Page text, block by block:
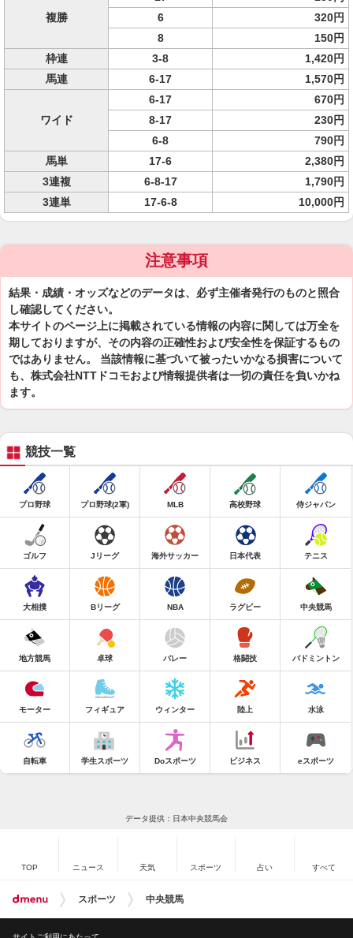
複勝
6
320円
8
150円
枠連
3-8
1,420円
馬連
6-17 1,570円
ワイド
6-17
670円
8-17
230円
6-8
790円
馬単
17-6
2,380円
3連複
6-8-17
1,790円
3連単
17-6-8 10,000円
注意事項
結果・成績・オッズなどのデータは、必ず主催者発行のものと照合
し確認してください。
本サイトのページ上に掲載されている情報の内容に関しては万全を
期しておりますが、その内容の正確性および安全性を保証するもの
ではありません。 当該情報に基づいて被ったいかなる損害について
も、株式会社NTTドコモおよび情報提供者は一切の責任を負いかね
ます。
競技一覧
プロ野球 プロ野球(2軍) MLB 高校野球 侍ジャパン
ゴルフ Jリーグ 海外サッカー 日本代表 テニス
大相撲 Bリーグ NBA ラグビー 中央競馬
地方競馬 卓球 バレー 格闘技 バドミントン
モーター フィギュア ウィンター 陸上 水泳
自転車 学生スポーツ Doスポーツ ビジネス eスポーツ
データ提供：日本中央競馬会
TOP ニュース 天気 スポーツ 占い すべて
スポーツ 中央競馬